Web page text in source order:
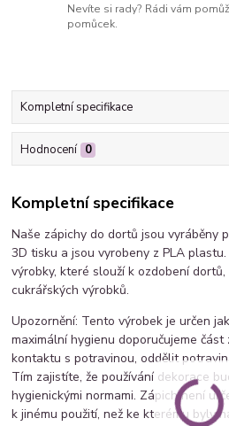
Nevíte si rady? Rádi vám
pomůcek.
Kompletní specifikace
Hodnocení 0
Kompletní specifikace
Naše zápichy do dortů jsou vyráběny
3D tisku a jsou vyrobeny z PLA
výrobky, které slouží k ozdobení
cukrářských výrobků.
Upozornění: Tento výrobek je určen
maximální hygienu doporučujeme
kontaktu s potravinou, oddělit
Tím zajistíte, že používání dekorace
hygienickými normami. Zápich není
k jinému použití, než ke kterému byly